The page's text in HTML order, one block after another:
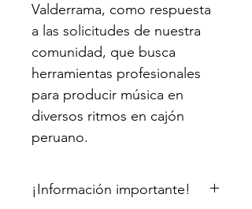
Valderrama, como respuesta
a las solicitudes de nuestra
comunidad, que busca
herramientas profesionales
para producir música en
diversos ritmos en cajón
peruano.
¡Información importante!